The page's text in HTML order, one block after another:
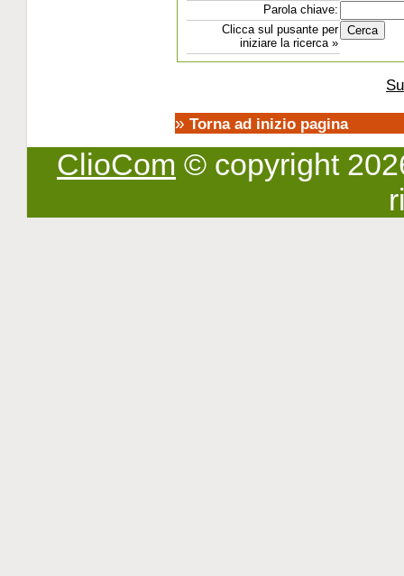
Parola chiave:
Clicca sul pusante per
iniziare la ricerca »
» Torna ad inizio pagina
ClioCom © copyright